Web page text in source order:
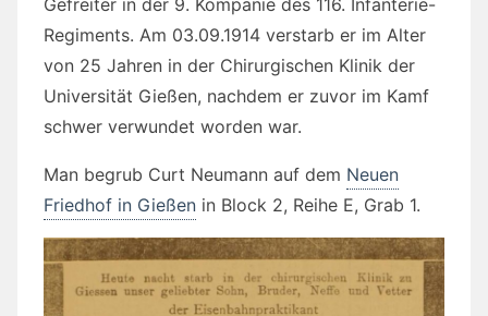
Regiments. Am 03.09.1914 verstarb er im Alter
von 25 Jahren in der Chirurgischen Klinik der
Universität Gießen, nachdem er zuvor im Kamf
schwer verwundet worden war.
Man begrub Curt Neumann auf dem Neuen
Friedhof in Gießen in Block 2, Reihe E, Grab 1.